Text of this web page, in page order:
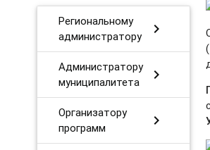
Региональному
администратору
chevron_right
Администратору
муниципалитета
chevron_right
Организатору
программ
chevron_right